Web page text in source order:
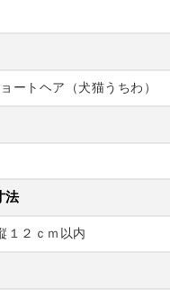
ートヘア（犬猫うちわ）
法
１２ｃｍ以内